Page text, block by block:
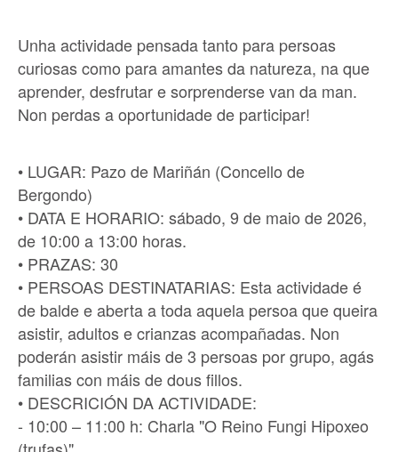
Unha actividade pensada tanto para persoas
curiosas como para amantes da natureza, na que
aprender, desfrutar e sorprenderse van da man.
Non perdas a oportunidade de participar!
• LUGAR: Pazo de Mariñán (Concello de
Bergondo)
• DATA E HORARIO: sábado, 9 de maio de 2026,
de 10:00 a 13:00 horas.
• PRAZAS: 30
• PERSOAS DESTINATARIAS: Esta actividade é
de balde e aberta a toda aquela persoa que queira
asistir, adultos e crianzas acompañadas. Non
poderán asistir máis de 3 persoas por grupo, agás
familias con máis de dous fillos.
• DESCRICIÓN DA ACTIVIDADE:
- 10:00 – 11:00 h: Charla "O Reino Fungi Hipoxeo